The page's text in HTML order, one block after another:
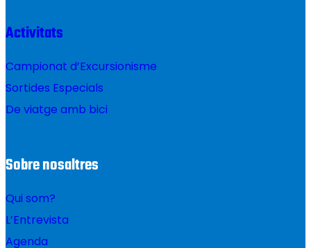
Activitats
Campionat d’Excursionisme
Sortides Especials
De viatge amb bici
Sobre nosaltres
Qui som?
L’Entrevista
Agenda